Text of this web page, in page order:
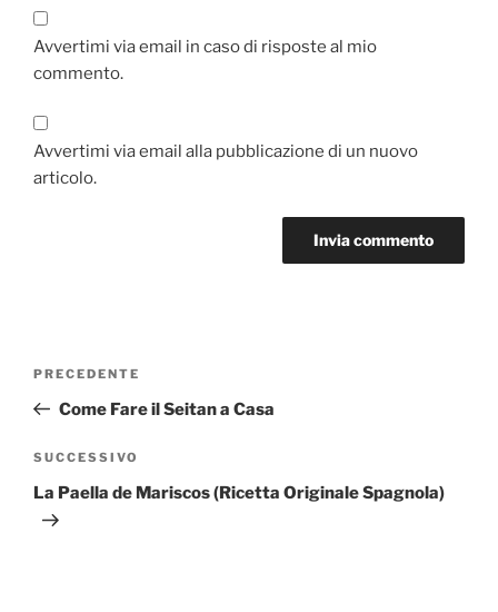
Avvertimi via email in caso di risposte al mio
commento.
Avvertimi via email alla pubblicazione di un nuovo
articolo.
Articolo
precedente:
PRECEDENTE
Come Fare il Seitan a Casa
Articolo
successivo
SUCCESSIVO
La Paella de Mariscos (Ricetta Originale Spagnola)